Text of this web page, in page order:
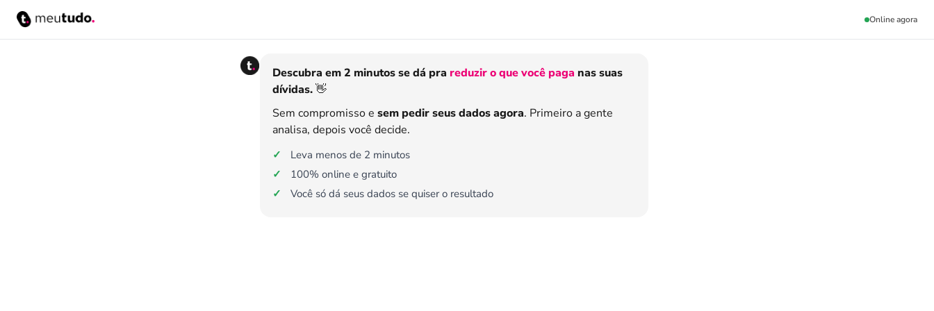
Online agora
Descubra em 2 minutos se dá pra reduzir o que você paga nas suas
dívidas.👋
Sem compromisso e sem pedir seus dados agora. Primeiro a gente
analisa, depois você decide.
Leva menos de 2 minutos
100% online e gratuito
Você só dá seus dados se quiser o resultado